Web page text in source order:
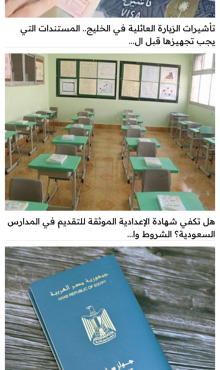
تأشيرات الزيارة العائلية في الخليج.. المستندات التي
يجب تجهيزها قبل ال...
هل تكفي شهادة الإعدادية الموثقة للتقديم في المدارس
السعودية؟ الشروط وا...